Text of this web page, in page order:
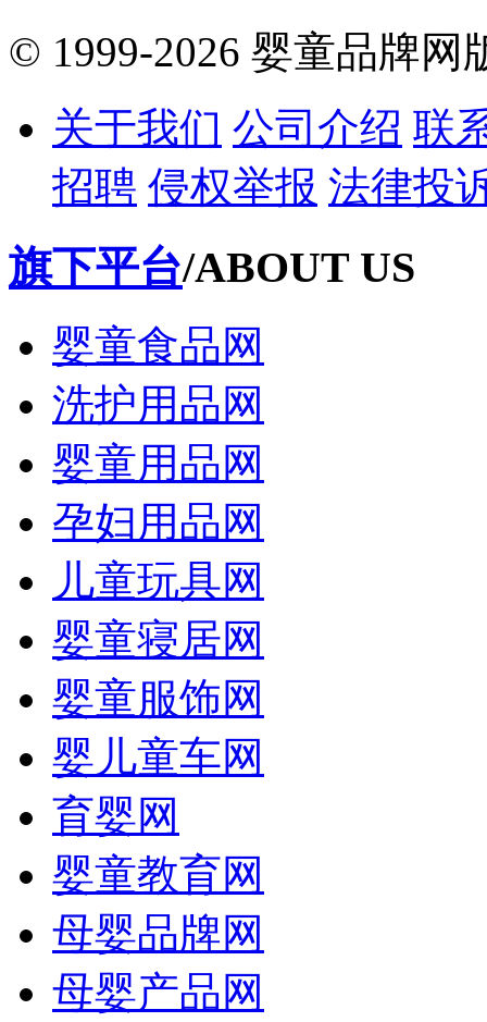
© 1999-2026 婴童品牌网
关于我们 公司介绍 联
招聘 侵权举报 法律投
旗下平台/ABOUT US
婴童食品网
洗护用品网
婴童用品网
孕妇用品网
儿童玩具网
婴童寝居网
婴童服饰网
婴儿童车网
育婴网
婴童教育网
母婴品牌网
母婴产品网